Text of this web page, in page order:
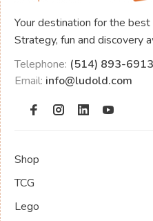
Your destination for the
Strategy, fun and discovery
Telephone: (514) 893-6913
Email: info@ludold.com
Shop
TCG
Lego